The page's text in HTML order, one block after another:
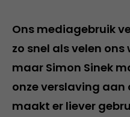
Ons mediagebruik
zo snel als velen
maar Simon Sinek
onze verslaving aan
maakt er liever